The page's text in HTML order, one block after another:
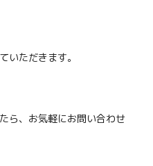
いただきます。
ら、お気軽にお問い合わせ